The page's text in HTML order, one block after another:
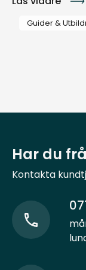
Guider &
Har du
Kontakta